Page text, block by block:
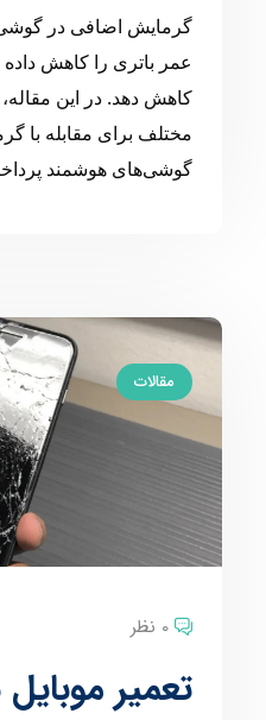
گرمایش اضافی در
عمر باتری را کاهش
کاهش دهد. در این
مختلف برای مقابله با
گوشی‌های هوشمند
مقالات
0 نظر
تعمیر